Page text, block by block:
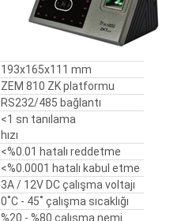
193x165x111 mm
ZEM 810 ZK platformu
RS232/485 bağlantı
<1 sn tanılama
hızı
<%0.01 hatalı reddetme
<%0.0001 hatalı kabul etme
3A / 12V DC çalışma voltajı
0˚C - 45˚ çalışma sıcaklığı
%20 - %80 çalışma nemi